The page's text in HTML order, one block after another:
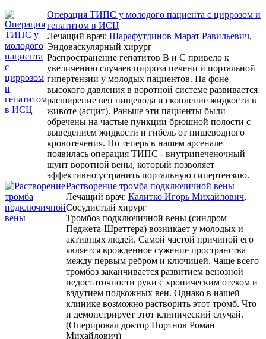
Операция ТИПС у молодого пациента с циррозом и
гепатитом в ИСЦ
Лечащий врач: Шарафутдинов Марат Равильевич,
Эндоваскулярный хирург
Распространение гепатитов В и С привело к
увеличению случаев цирроза печени и портальной
гипертензии у молодых пациентов. На фоне
высокого давления в воротной системе развивается
расширение вен пищевода и скопление жидкости в
животе (асцит). Раньше эти пациенты были
обречены на частые пункции брюшной полости с
выведением жидкости и гибель от пищеводного
кровотечения. Но теперь в нашем арсенале
появилась операция ТИПС - внутрипеченочный
шунт воротной вены, который позволяет
эффективно устранить портальную гипертензию.
Растворение тромба подключичной вены
Лечащий врач: Калитко Игорь Михайлович,
Сосудистый хирург
Тромбоз подключичной вены (синдром
Педжета-Шреттера) возникает у молодых и
активных людей. Самой частой причиной его
является врожденное сужение пространства
между первым ребром и ключицей. Чаще всего
тромбоз заканчивается развитием венозной
недостаточности руки с хроническим отеком и
вздутием подкожных вен. Однако в нашей
клинике возможно растворить этот тромб. Что
и демонстрирует этот клинический случай.
(Оперировал доктор Портнов Роман
Михайлович)